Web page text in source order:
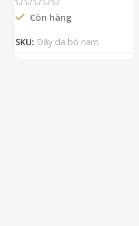
Còn hàng
SKU: Dây da bò nam